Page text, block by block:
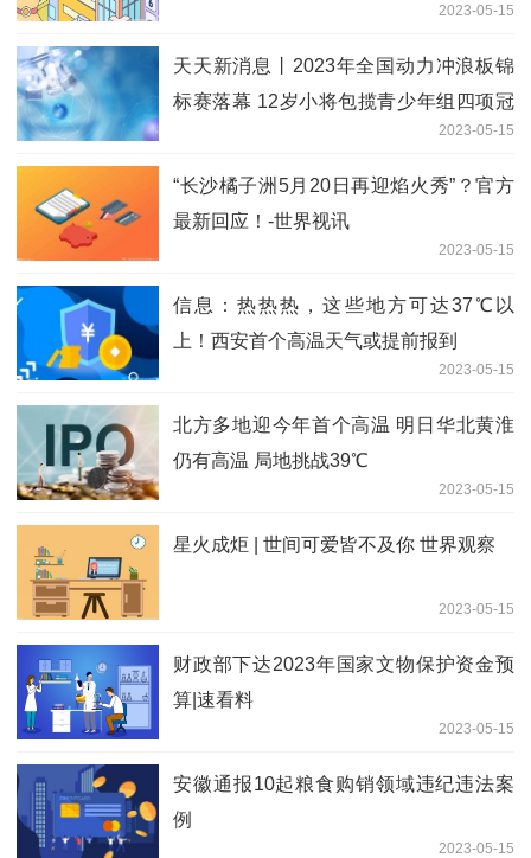
2023-05-15
天天新消息丨2023年全国动力冲浪板锦
标赛落幕 12岁小将包揽青少年组四项冠
2023-05-15
“长沙橘子洲5月20日再迎焰火秀”？官方
最新回应！-世界视讯
2023-05-15
信息：热热热，这些地方可达37℃以
上！西安首个高温天气或提前报到
2023-05-15
北方多地迎今年首个高温 明日华北黄淮
仍有高温 局地挑战39℃
2023-05-15
星火成炬 | 世间可爱皆不及你 世界观察
2023-05-15
财政部下达2023年国家文物保护资金预
算|速看料
2023-05-15
安徽通报10起粮食购销领域违纪违法案
例
2023-05-15